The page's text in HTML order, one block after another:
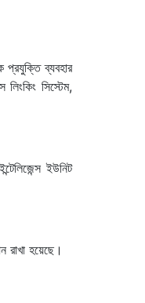
প্রযুক্তি ব্যবহার
সিস্টেম,
ইউনিট
রাখা হয়েছে।